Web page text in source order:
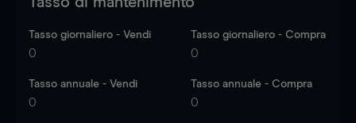
Tasso giornaliero - Vendi
0
Tasso giornaliero - Compra
0
Tasso annuale - Vendi
0
Tasso annuale - Compra
0